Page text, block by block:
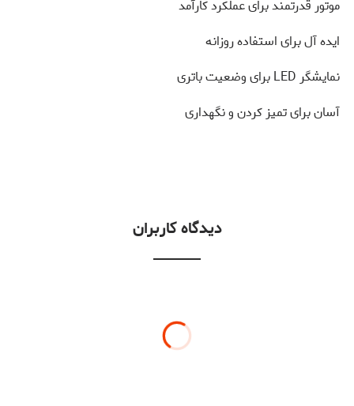
موتور قدرتمند برای عملکرد کارآمد
ایده آل برای استفاده روزانه
نمایشگر LED برای وضعیت باتری
آسان برای تمیز کردن و نگهداری
دیدگاه کاربران